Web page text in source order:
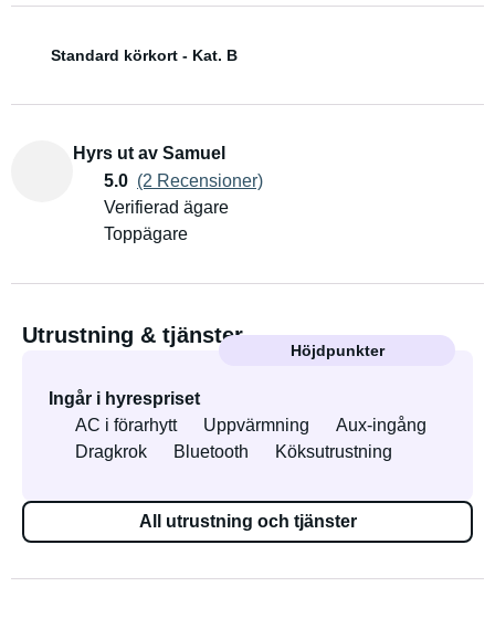
Standard körkort - Kat. B
Hyrs ut av Samuel
5.0 (2 Recensioner)
Verifierad ägare
Toppägare
Utrustning & tjänster
Höjdpunkter
Ingår i hyrespriset
AC i förarhytt
Uppvärmning
Aux-ingång
Dragkrok
Bluetooth Köksutrustning
All utrustning och tjänster